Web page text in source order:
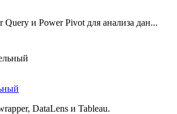
и Power Pivot для анализа дан...
DataLens и Tableau.